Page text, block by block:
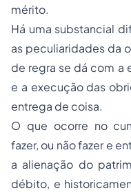
mérito.
Há uma substancial
as peculiaridades da
de regra se dá com a
e a execução das
entrega de coisa.
O que ocorre no
fazer, ou não fazer e
a alienação do
débito, e